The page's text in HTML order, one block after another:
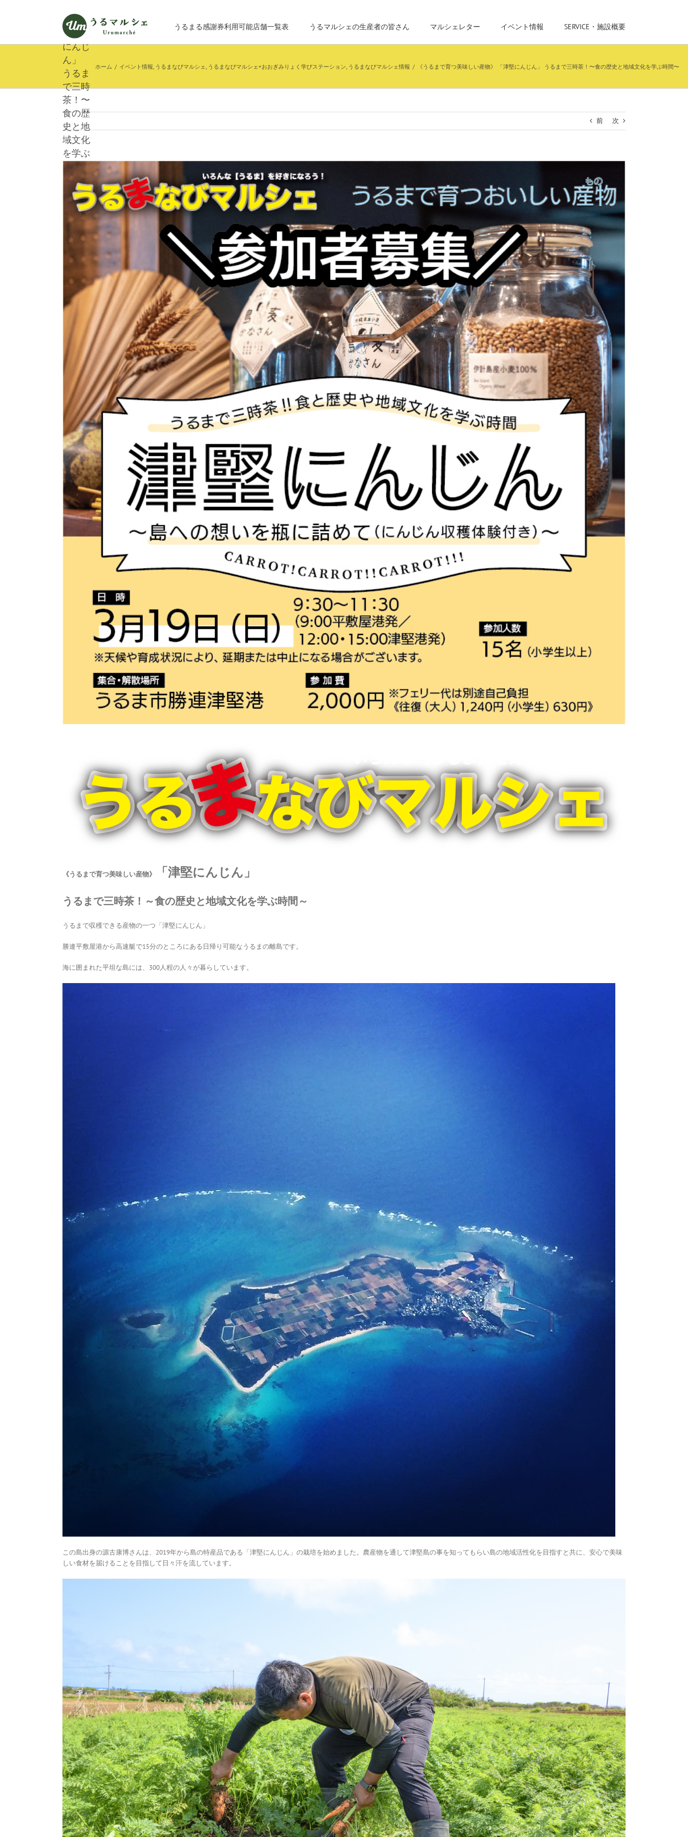
うるまる感謝券利用可能店舗一覧表 うるマルシェの生産者の皆さん マルシェレター イベント情報 SERVICE・施設概要
物》
「津堅
にんじ
ん」
うるま
で三時
茶！〜
食の歴
史と地
域文化
を学ぶ
時間〜
ホーム / イベント情報 うるまなびマルシェ うるまなびマルシェ×おおぎみりょく学びステーション うるまなびマルシェ情報 / 《うるまで育つ美味しい産物》 「津堅にんじん」 うるまで三時茶！〜食の歴史と地域文化を学ぶ時間〜
前 次
View
Larger
Image
《うるまで育つ美味しい産物》 「津堅にんじん」
うるまで三時茶！～食の歴史と地域文化を学ぶ時間～
うるまで収穫できる産物の一つ「津堅にんじん」
勝連平敷屋港から高速艇で15分のところにある日帰り可能なうるまの離島です。
海に囲まれた平坦な島には、 300人程の人々が暮らしています。
この島出身の源古康博さんは、 2019年から島の特産品である「津堅にんじん」の栽培を始めました。農産物を通して津堅島の事を知ってもらい島の地域活性化を目指すと共に、安心で美味
しい食材を届けることを目指して日々汗を流しています。